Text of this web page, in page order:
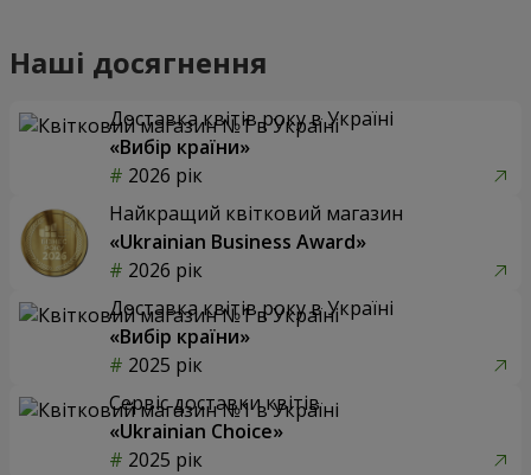
Наші досягнення
Доставка квітів року в Україні
«Вибір країни»
2026 рік
Найкращий квітковий магазин
«Ukrainian Business Award»
2026 рік
Доставка квітів року в Україні
«Вибір країни»
2025 рік
Сервіс доставки квітів
«Ukrainian Choice»
2025 рік